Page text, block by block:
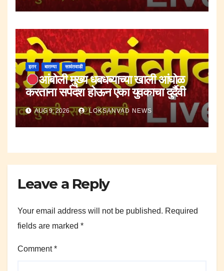
इतर बातम्या सावंतवाडी
आंबोली मुख्य धबधब्याच्या खाली आंघोळ
करताना सर्पदंश होऊन एका युवकाचा दुर्दैवी
मृत्यू.AUG 9, 2026 LOKSANVAD NEWS
Leave a Reply
Your email address will not be published. Required
fields are marked *
Comment*